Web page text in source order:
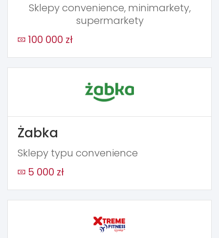
Sklepy convenience, minimarkety,
supermarkety
100 000 zł
Żabka
Sklepy typu convenience
5 000 zł